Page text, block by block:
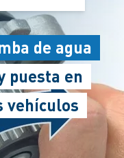
de agua
puesta en
vehículos